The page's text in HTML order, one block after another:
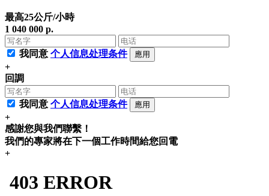
最高25公斤/小時
1 040 000 р.
我同意 个人信息处理条件 應用
+
回調
我同意 个人信息处理条件 應用
+
感謝您與我們聯繫！
我們的專家將在下一個工作時間給您回電
+